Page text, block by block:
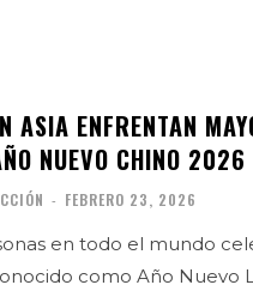
ASIA ENFRENTAN
NUEVO CHINO 2026
- FEBRERO 23, 2026
en todo el mundo
como Año Nuevo